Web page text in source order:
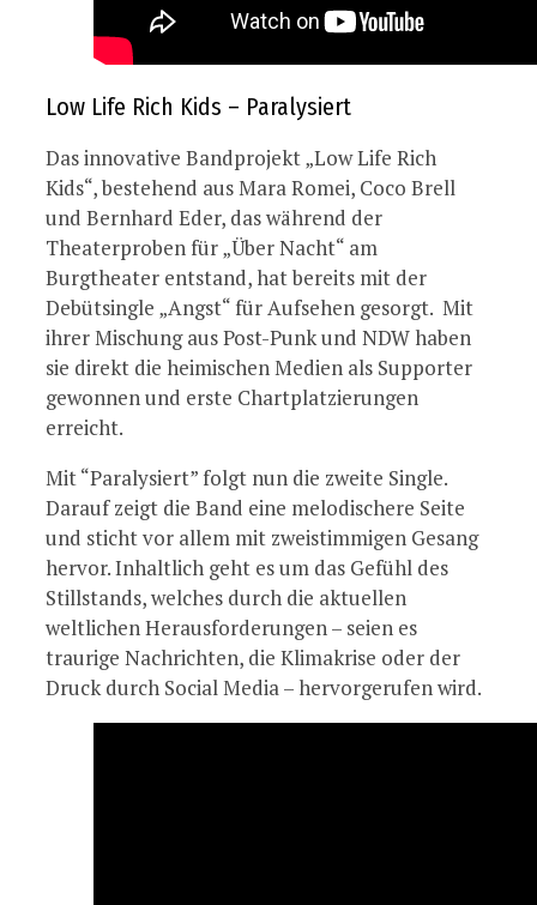
Low Life Rich Kids – Paralysiert
Das innovative Bandprojekt „Low Life Rich
Kids“, bestehend aus Mara Romei, Coco Brell
und Bernhard Eder, das während der
Theaterproben für „Über Nacht“ am
Burgtheater entstand, hat bereits mit der
Debütsingle „Angst“ für Aufsehen gesorgt. Mit
ihrer Mischung aus Post-Punk und NDW haben
sie direkt die heimischen Medien als Supporter
gewonnen und erste Chartplatzierungen
erreicht.
Mit “Paralysiert” folgt nun die zweite Single.
Darauf zeigt die Band eine melodischere Seite
und sticht vor allem mit zweistimmigen Gesang
hervor. Inhaltlich geht es um das Gefühl des
Stillstands, welches durch die aktuellen
weltlichen Herausforderungen – seien es
traurige Nachrichten, die Klimakrise oder der
Druck durch Social Media – hervorgerufen wird.